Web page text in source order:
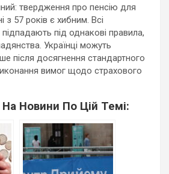
твердження про пенсію для
з 57 років є хибним. Всі
під однакові правила,
Українці можуть
після досягнення стандартного
вимог щодо страхового
На Новини По Цій Темі: